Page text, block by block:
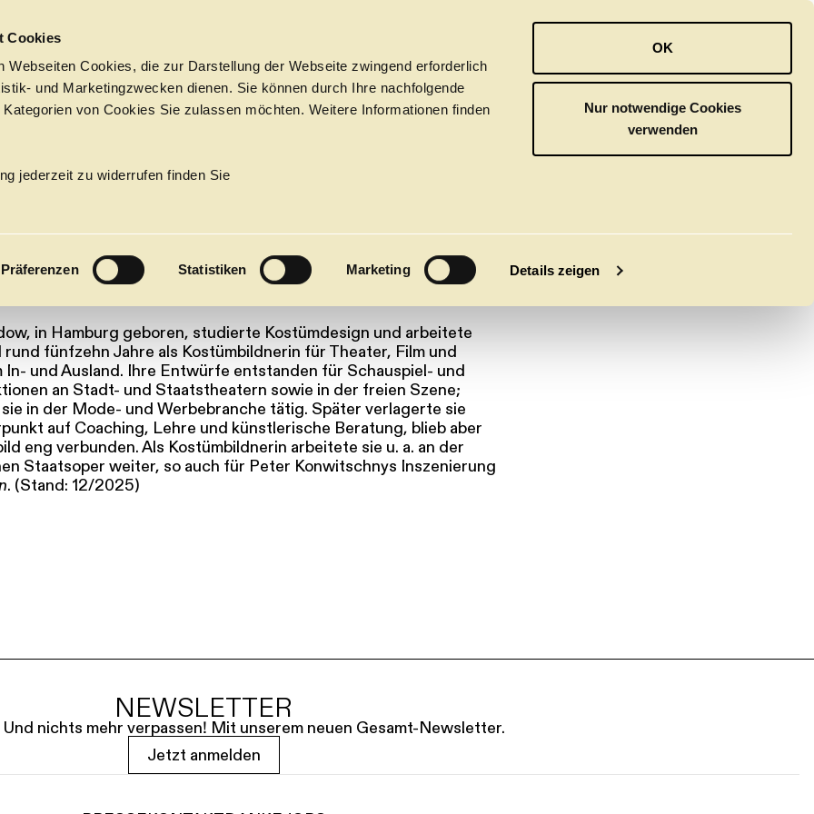
Cookies
Webseiten Cookies, die zur Darstellung der Webseite zwingend erforderlich
und Marketingzwecken dienen. Sie können durch Ihre nachfolgende
von Cookies Sie zulassen möchten. Weitere Informationen finden
jederzeit zu widerrufen finden Sie
Präferenzen Statistiken Marketing Details zeigen
OK
Nur notwendige Cookies
verwenden
ORCHESTER
Termine
KALENDER
Alle Oper Ballett Konzert
Premieren Repertoire Konzerte Festivals
ÜBER UNS
Ballett Orchester Die Hamburgische Staatsoper
SERVICE
Ihr Besuch Abos Führungen Jobs Kontakt
DANKEMEIN KONTO
in Hamburg geboren, studierte Kostümdesign und arbeitete
rund fünfzehn Jahre als Kostümbildnerin für Theater, Film und
In- und Ausland. Ihre Entwürfe entstanden für Schauspiel- und
an Stadt- und Staatstheatern sowie in der freien Szene;
in der Mode- und Werbebranche tätig. Später verlagerte sie
auf Coaching, Lehre und künstlerische Beratung, blieb aber
eng verbunden. Als Kostümbildnerin arbeitete sie u. a. an der
Staatsoper weiter, so auch für Peter Konwitschnys Inszenierung
. (Stand: 12/2025)
NEWSLETTER
Und nichts mehr verpassen! Mit unserem neuen Gesamt-Newsletter.
Jetzt anmelden